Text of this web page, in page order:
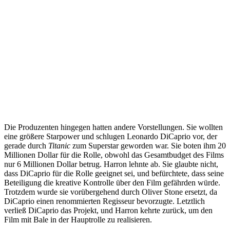
Die Produzenten hingegen hatten andere Vorstellungen. Sie wollten
eine größere Starpower und schlugen Leonardo DiCaprio vor, der
gerade durch Titanic zum Superstar geworden war. Sie boten ihm 20
Millionen Dollar für die Rolle, obwohl das Gesamtbudget des Films
nur 6 Millionen Dollar betrug. Harron lehnte ab. Sie glaubte nicht,
dass DiCaprio für die Rolle geeignet sei, und befürchtete, dass seine
Beteiligung die kreative Kontrolle über den Film gefährden würde.
Trotzdem wurde sie vorübergehend durch Oliver Stone ersetzt, da
DiCaprio einen renommierten Regisseur bevorzugte. Letztlich
verließ DiCaprio das Projekt, und Harron kehrte zurück, um den
Film mit Bale in der Hauptrolle zu realisieren.